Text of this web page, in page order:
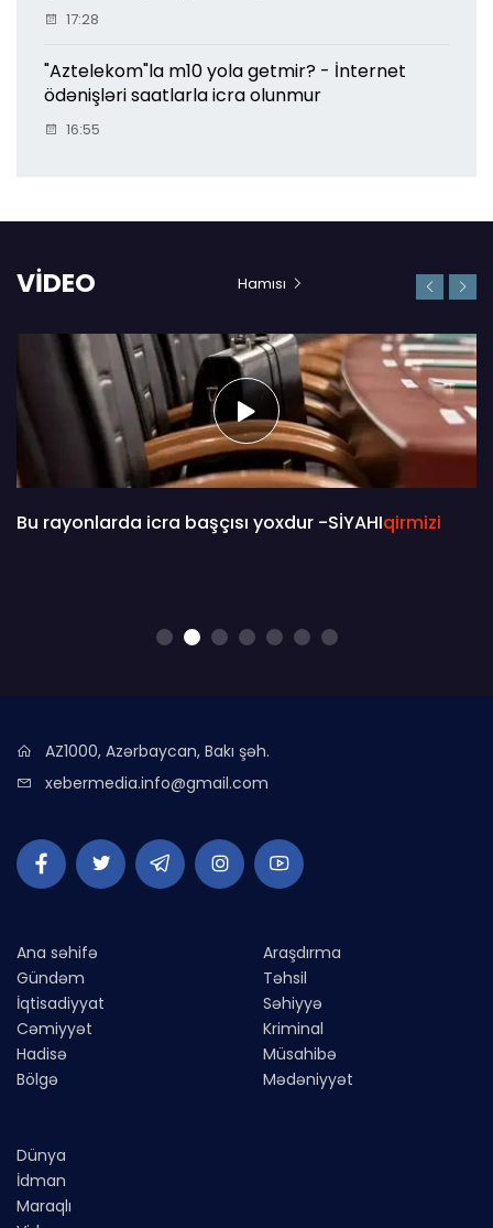
17:28
"Aztelekom"la m10 yola getmir? - İnternet
ödənişləri saatlarla icra olunmur
16:55
VİDEO Hamısı
Bu rayonlarda icra başçısı yoxdur -SİYAHIqirmizi
AZ1000, Azərbaycan, Bakı şəh.
xebermedia.info@gmail.com
Ana səhifə
Gündəm
İqtisadiyyat
Cəmiyyət
Hadisə
Bölgə
Araşdırma
Təhsil
Səhiyyə
Kriminal
Müsahibə
Mədəniyyət
Dünya
İdman
Maraqlı